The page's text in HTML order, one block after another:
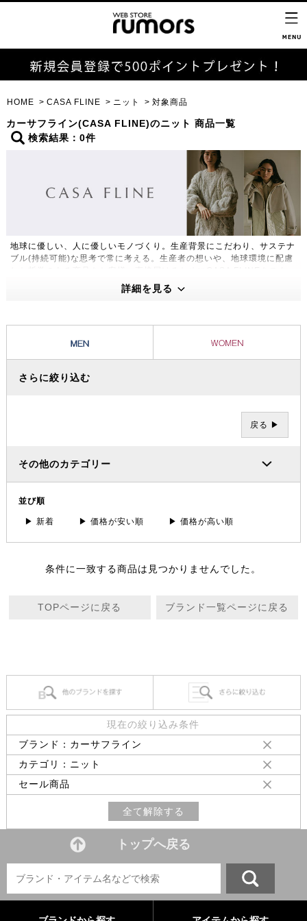
HOME CASA FLINE ニット 対象商品
カーサフライン(CASA FLINE)のニット 商品一覧
検索結果：0件
地球に優しい、人に優しいモノづくり。生産背景にこだわり、サステナ
ブル(持続可能)な思考で常に考える。生産者の想いや、地球環境に配慮
詳細を見る
さらに絞り込む
戻る ▶
その他のカテゴリー
並び順
▶ 新着 ▶ 価格が安い順 ▶ 価格が高い順
条件に一致する商品は見つかりませんでした。
TOPページに戻る ブランド一覧ページに戻る
現在の絞り込み条件
ブランド：カーサフライン
カテゴリ：ニット
セール商品
全て解除する
トップへ戻る